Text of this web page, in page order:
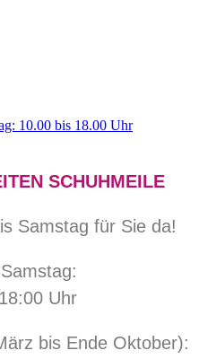
10.00 bis 18.00 Uhr
SCHUHMEILE
Samstag für Sie da!
Uhr
bis Ende Oktober):